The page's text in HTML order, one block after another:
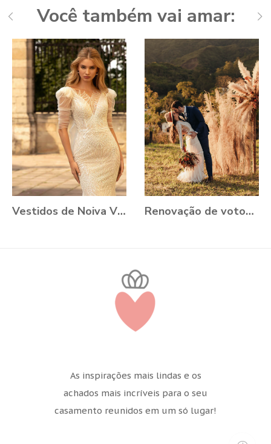
Você também vai amar:
Vestidos de Noiva VONÁ Concept - Coleção Romance 2021 Renovação de votos: Aline e Danilo, Ouro Preto - MG
As inspirações mais lindas e os
achados mais incríveis para o seu
casamento reunidos em um só lugar!